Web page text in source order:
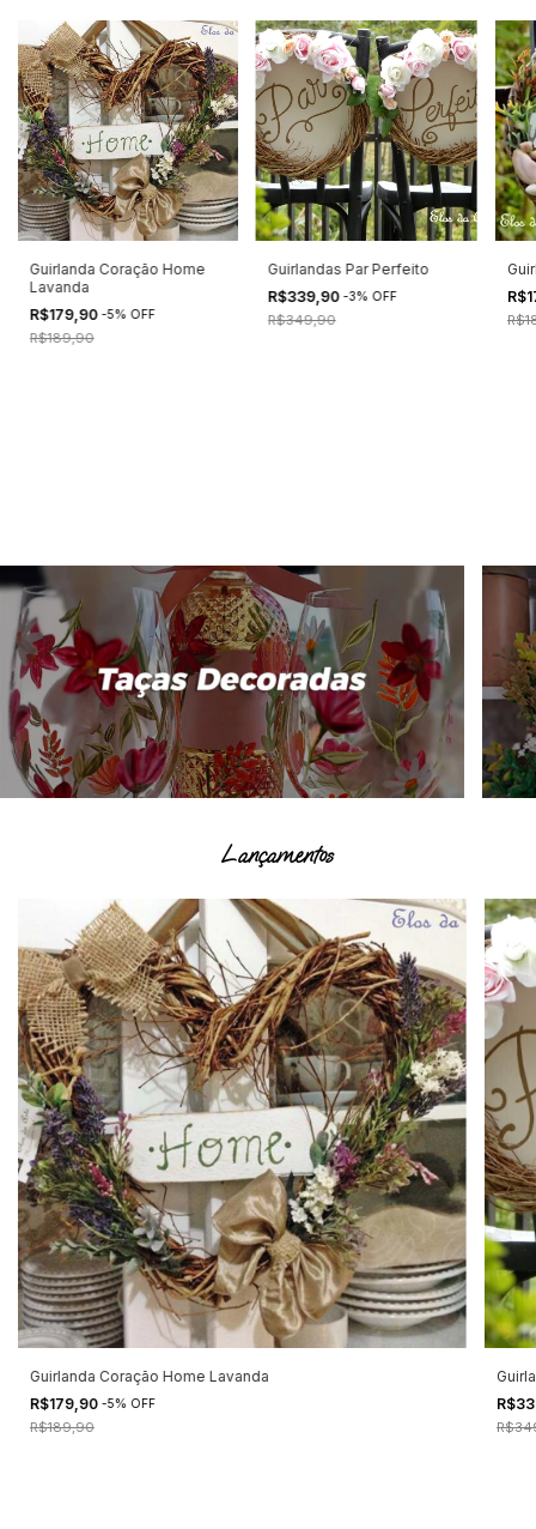
Guirlanda Coração Home
Lavanda
R$179,90 -5% OFF
R$189,90
Guirlandas Par Perfeito
R$339,90-3%OFF
R$349,90
Lançamentos
Guirlanda Coração Home Lavanda
R$179,90 -5% OFF
R$189,90